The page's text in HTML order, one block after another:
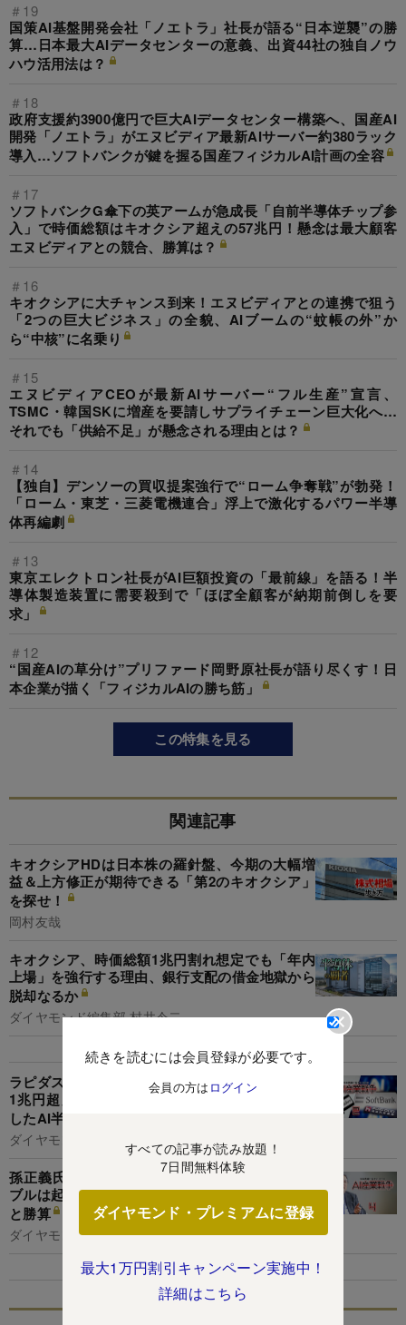
続きを読むには会員登録が必要です。
会員の方は ログイン
すべての記事が読み放題！
7日間無料体験
ダイヤモンド・プレミアムに登録
最大1万円割引キャンペーン実施中！
詳細はこちら
＃19
国策AI基盤開発会社「ノエトラ」社長が語る“日本逆襲”の勝
算…日本最大AIデータセンターの意義、出資44社の独自ノウ
ハウ活用法は？
＃18
政府支援約3900億円で巨大AIデータセンター構築へ、国産AI
開発「ノエトラ」がエヌビディア最新AIサーバー約380ラック
導入…ソフトバンクが鍵を握る国産フィジカルAI計画の全容
＃17
ソフトバンクG傘下の英アームが急成長「自前半導体チップ参
入」で時価総額はキオクシア超えの57兆円！懸念は最大顧客
エヌビディアとの競合、勝算は？
＃16
キオクシアに大チャンス到来！エヌビディアとの連携で狙う
「2つの巨大ビジネス」の全貌、AIブームの“蚊帳の外”か
ら“中核”に名乗り
＃15
エヌビディアCEOが最新AIサーバー“フル生産”宣言、
TSMC・韓国SKに増産を要請しサプライチェーン巨大化へ…
それでも「供給不足」が懸念される理由とは？
＃14
【独自】デンソーの買収提案強行で“ローム争奪戦”が勃発！
「ローム・東芝・三菱電機連合」浮上で激化するパワー半導
体再編劇
＃13
東京エレクトロン社長がAI巨額投資の「最前線」を語る！半
導体製造装置に需要殺到で「ほぼ全顧客が納期前倒しを要
求」
＃12
“国産AIの草分け”プリファード岡野原社長が語り尽くす！日
本企業が描く「フィジカルAIの勝ち筋」
この特集を見る
関連記事
キオクシアHDは日本株の羅針盤、今期の大幅増
益＆上方修正が期待できる「第2のキオクシア」
を探せ！
岡村友哉
キオクシア、時価総額1兆円割れ想定でも「年内
上場」を強行する理由、銀行支配の借金地獄から
脱却なるか
ダイヤモンド編集部,村井令二
ラピダス・ソフトバンク・鴻海…「国産AI計画に
1兆円超」を国が新規支援へ、累計7兆円に膨張
したAI半導体予算の転換点
ダイヤモンド編集部,村井令二
孫正義氏の“腹心”が断言！「データセンターバ
ブルは起きない」全米AIインフラ巨額投資の全貌
と勝算
ダイヤモンド編集部,村井令二